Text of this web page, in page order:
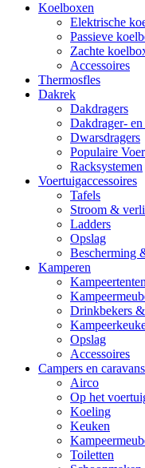
Koelboxen
Elektrische
Passieve
Zachte
Accessoires
Thermosfles
Dakrek
Dakdragers
Dakdrager-
Dwarsdragers
Populaire
Racksystemen
Voertuigaccessoires
Tafels
Stroom &
Ladders
Opslag
Bescherming
Kamperen
Kampeertenten
Drinkbekers
Opslag
Accessoires
Campers en caravans
Airco
Op het
Koeling
Keuken
Toiletten